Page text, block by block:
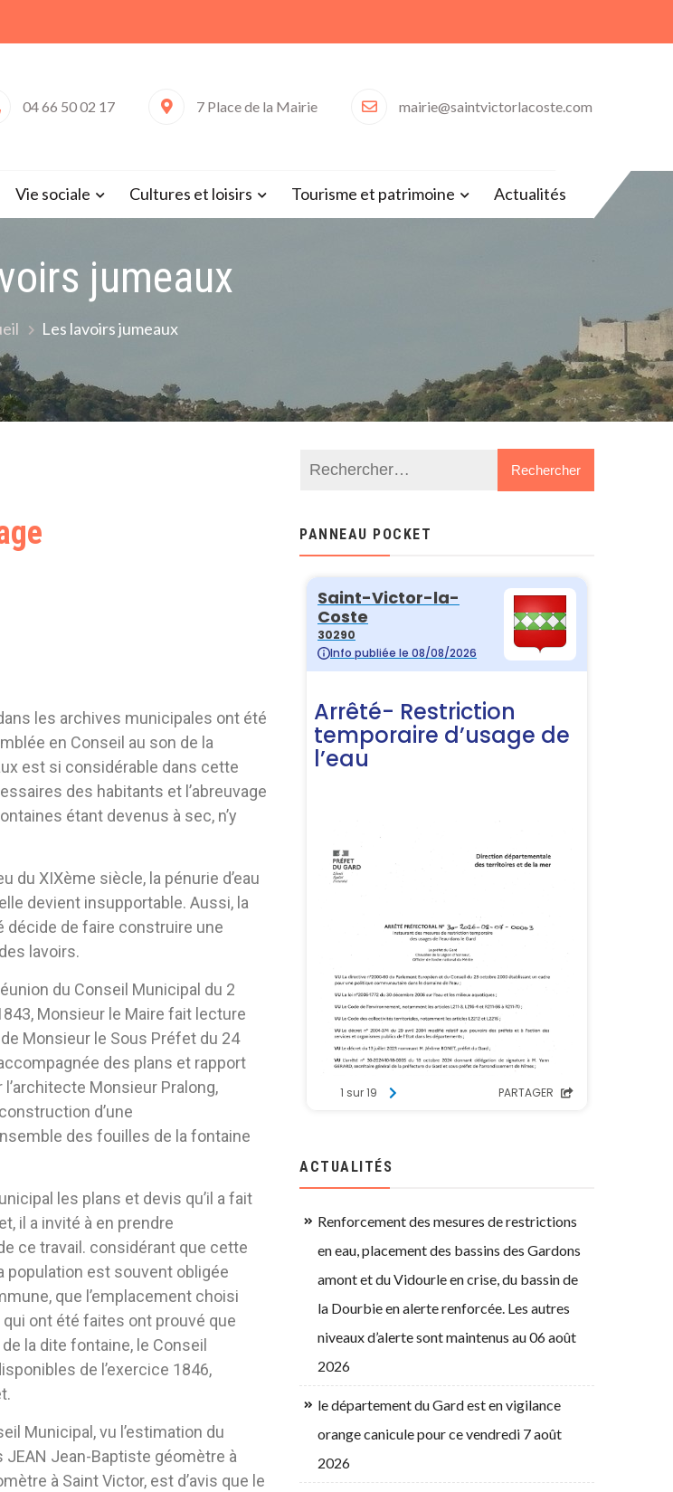
04 66 50 02 17 7 Place de la Mairie mairie@saintvictorlacoste.com
Vie sociale Cultures et loisirs Tourisme et patrimoine Actualités
jumeaux
Les lavoirs jumeaux
les archives municipales ont été
en Conseil au son de la
est si considérable dans cette
des habitants et l’abreuvage
étant devenus à sec, n’y
du XIXème siècle, la pénurie d’eau
devient insupportable. Aussi, la
décide de faire construire une
lavoirs.
du Conseil Municipal du 2
Monsieur le Maire fait lecture
de Monsieur le Sous Préfet du 24
des plans et rapport
Monsieur Pralong,
d’une
des fouilles de la fontaine
les plans et devis qu’il a fait
il a invité à en prendre
ce travail. considérant que cette
population est souvent obligée
que l’emplacement choisi
ont été faites ont prouvé que
la dite fontaine, le Conseil
de l’exercice 1846,
Municipal, vu l’estimation du
Jean-Baptiste géomètre à
à Saint Victor, est d’avis que le
PANNEAU POCKET
ACTUALITÉS
Renforcement des mesures de restrictions
en eau, placement des bassins des Gardons
amont et du Vidourle en crise, du bassin de
la Dourbie en alerte renforcée. Les autres
niveaux d’alerte sont maintenus au 06 août
2026
le département du Gard est en vigilance
orange canicule pour ce vendredi 7 août
2026